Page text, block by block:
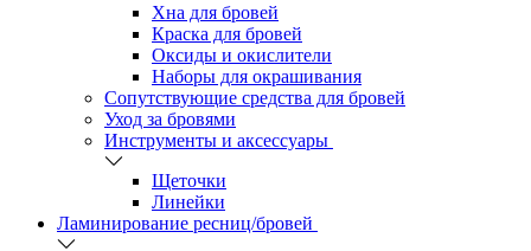
Хна для бровей
Краска для бровей
Оксиды и окислители
Наборы для окрашивания
Сопутствующие средства для бровей
Уход за бровями
Инструменты и аксессуары
Щеточки
Линейки
Ламинирование ресниц/бровей